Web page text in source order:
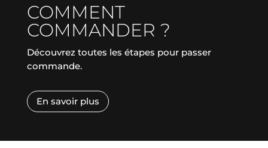
COMMENT
COMMANDER ?
Découvrez toutes les étapes pour passer
commande.
En savoir plus